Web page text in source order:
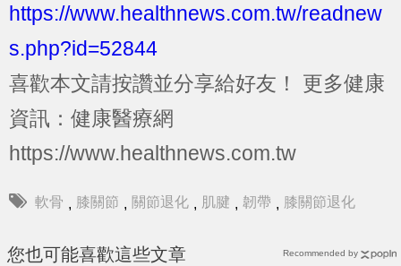
https://www.healthnews.com.tw/readnew
s.php?id=52844
喜歡本文請按讚並分享給好友！
更多健康
資訊：健康醫療網
https://www.healthnews.com.tw
軟骨 , 膝關節 , 關節退化 , 肌腱 , 韌帶 , 膝關節退化
您也可能喜歡這些文章 Recommended by